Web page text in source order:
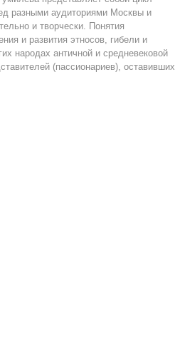
разными аудиториями Москвы и
и творчески. Понятия
и развития этносов, гибели и
народах античной и средневековой
(пассионариев), оставивших